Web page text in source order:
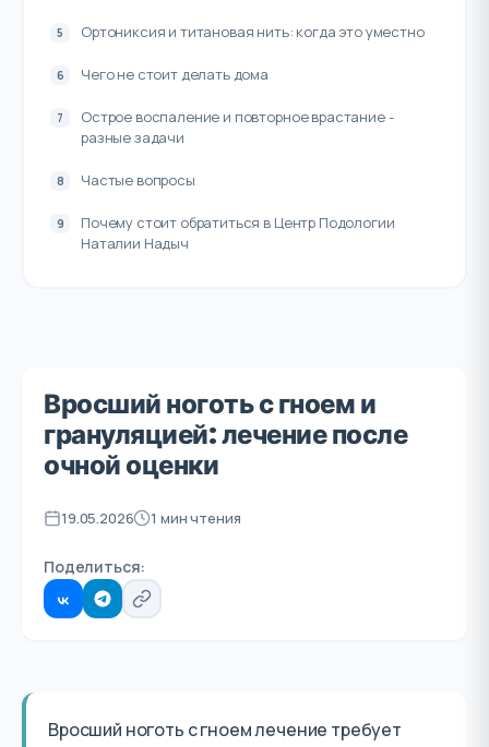
Вросший ноготь с гноем и
грануляцией: лечение после
очной оценки
19.05.2026 1 мин чтения
Поделиться:
Вросший ноготь с гноем лечение требует
Ортониксия и титановая нить: когда это уместно
Чего не стоит делать дома
Острое воспаление и повторное врастание -
разные задачи
Частые вопросы
Почему стоит обратиться в Центр Подологии
Наталии Надыч